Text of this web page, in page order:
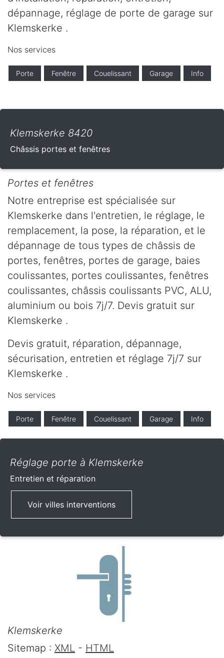
dépannage, réglage de porte de garage sur
Klemskerke .
Nos services
Porte Fenêtre Couelissant Garage Info
Klemskerke 8420
Châssis portes et fenêtres
Portes et fenêtres
Notre entreprise est spécialisée sur
Klemskerke dans l'entretien, le réglage, le
remplacement, la pose, la réparation, et le
dépannage de tous types de châssis de
portes, fenêtres, portes de garage, baies
coulissantes, portes coulissantes, fenêtres
coulissantes, châssis coulissants PVC, ALU,
aluminium ou bois 7j/7. Devis gratuit sur
Klemskerke .
Devis gratuit, réparation, dépannage,
sécurisation, entretien et réglage 7j/7 sur
Klemskerke .
Nos services
Porte Fenêtre Couelissant Garage Info
Réglage porte à Klemskerke
Entretien et réparation
Voir villes interventions
Klemskerke
Sitemap : XML - HTML